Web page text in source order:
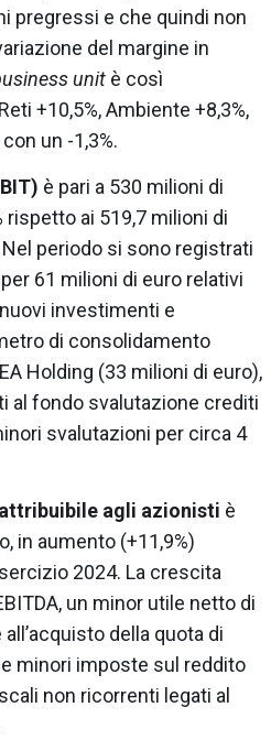
pregressi e che quindi non
del margine in
unit è così
Reti +10,5%, Ambiente +8,3%,
un -1,3%.
è pari a 530 milioni di
rispetto ai 519,7 milioni di
periodo si sono registrati
61 milioni di euro relativi
investimenti e
di consolidamento
Holding (33 milioni di euro),
al fondo svalutazione crediti
svalutazioni per circa 4
agli azionisti è
in aumento (+11,9%)
2024. La crescita
un minor utile netto di
della quota di
minori imposte sul reddito
non ricorrenti legati al